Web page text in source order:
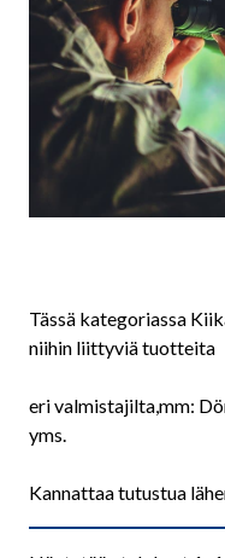
Tässä kategoriassa
niihin liittyviä tuotteita
eri valmistajilta,mm:
yms.
Kannattaa tutustua